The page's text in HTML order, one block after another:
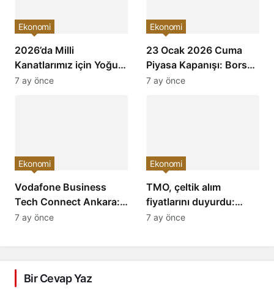
2026’da Milli
Kanatlarımız için Yoğun
Mesai: Türkiye’nin
Ekonomi
7 ay önce
23 Ocak 2026 Cuma
Piyasa Kapanışı: Borsa,
Dolar, Altın ve Kripto
Ekonomi
7 ay önce
Vodafone Business
Tech Connect Ankara:
Teknoloji Devrimi
Ekonomi
7 ay önce
TMO, çeltik alım
fiyatlarını duyurdu:
Baldo, cammeo ve
Ekonomi
7 ay önce
Bir Cevap Yaz